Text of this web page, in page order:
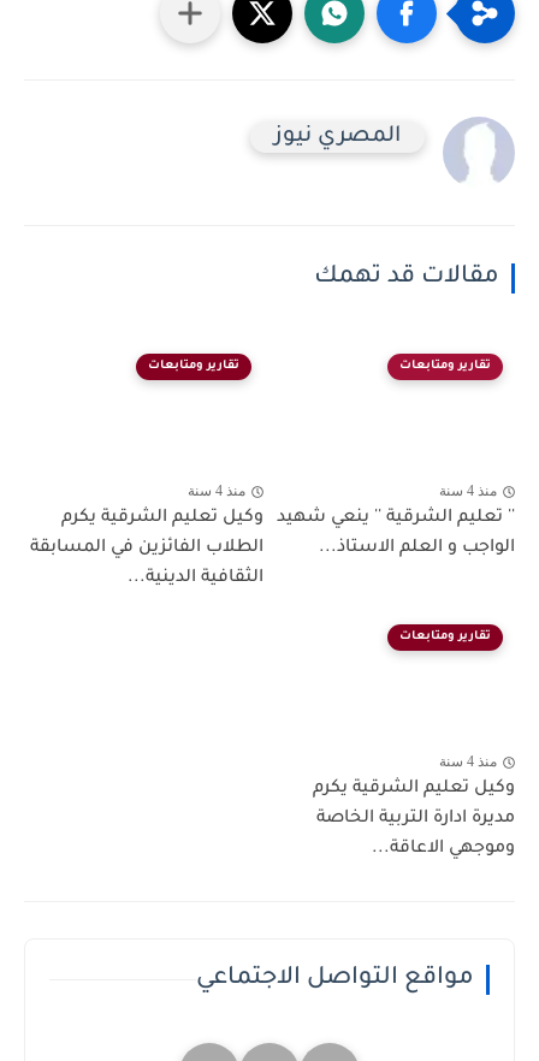
المصري نيوز
مقالات قد تهمك
تقارير ومتابعات
منذ 4 سنة
'' تعليم الشرقية '' ينعي شهيد
الواجب و العلم الاستاذ...
تقارير ومتابعات
منذ 4 سنة
وكيل تعليم الشرقية يكرم
الطلاب الفائزين في المسابقة
الثقافية الدينية...
تقارير ومتابعات
منذ 4 سنة
وكيل تعليم الشرقية يكرم
مديرة ادارة التربية الخاصة
وموجهي الاعاقة...
مواقع التواصل الاجتماعي